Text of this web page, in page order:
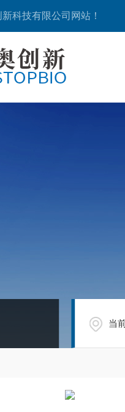
科技有限公司网站！
当